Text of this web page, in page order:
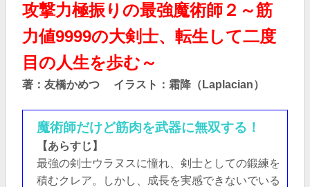
攻撃力極振りの最強魔術師２～筋
力値9999の大剣士、転生して二度
目の人生を歩む～
著：友橋かめつ イラスト：霜降（Laplacian）
魔術師だけど筋肉を武器に無双する！
【あらすじ】
最強の剣士ウラヌスに憧れ、剣士としての鍛練を
積むクレア。しかし、成長を実感できないでいる